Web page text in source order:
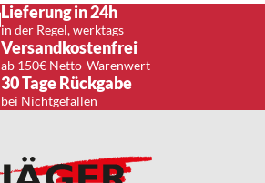
Lieferung in 24h
in der Regel, werktags
Versandkostenfrei
ab 150€ Netto-Warenwert
30 Tage Rückgabe
bei Nichtgefallen